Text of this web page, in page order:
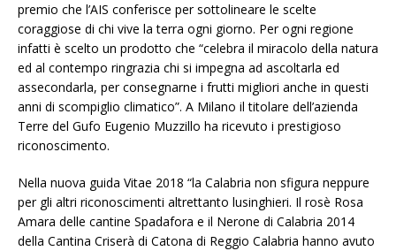
premio che l’AIS conferisce per sottolineare le scelte
coraggiose di chi vive la terra ogni giorno. Per ogni regione
infatti è scelto un prodotto che “celebra il miracolo della natura
ed al contempo ringrazia chi si impegna ad ascoltarla ed
assecondarla, per consegnarne i frutti migliori anche in questi
anni di scompiglio climatico”. A Milano il titolare dell’azienda
Terre del Gufo Eugenio Muzzillo ha ricevuto i prestigioso
riconoscimento.
Nella nuova guida Vitae 2018 “la Calabria non sfigura neppure
per gli altri riconoscimenti altrettanto lusinghieri. Il rosè Rosa
Amara delle cantine Spadafora e il Nerone di Calabria 2014
della Cantina Criserà di Catona di Reggio Calabria hanno avuto